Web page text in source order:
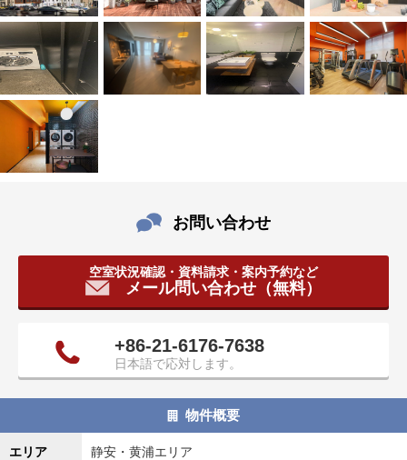
し
ま
す
。
フ
ッ
報
お問い合わせ
空室状況確認・資料請求・案内予約など
メール問い合わせ（無料）
+86-21-6176-7638
日本語で応対します。
物件概要
エリア 静安・黄浦エリア